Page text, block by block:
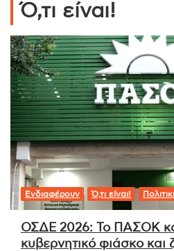
Ό,τι είναι!
Ενδιαφέρουν Ό,τι είναι!
ΟΣΔΕ 2026: Το ΠΑΣΟΚ
κυβερνητικό φιάσκο και